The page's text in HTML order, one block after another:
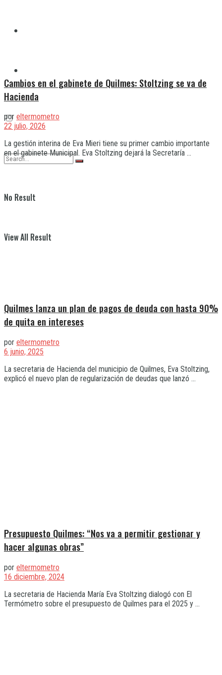
No Result
View All Result
Cambios en el gabinete de Quilmes: Stoltzing se va de
Hacienda
por eltermometro
22 julio, 2026
La gestión interina de Eva Mieri tiene su primer cambio importante
en el gabinete Municipal. Eva Stoltzing dejará la Secretaría ...
Quilmes lanza un plan de pagos de deuda con hasta 90%
de quita en intereses
por eltermometro
6 junio, 2025
La secretaria de Hacienda del municipio de Quilmes, Eva Stoltzing,
explicó el nuevo plan de regularización de deudas que lanzó ...
Presupuesto Quilmes: “Nos va a permitir gestionar y
hacer algunas obras”
por eltermometro
16 diciembre, 2024
La secretaria de Hacienda María Eva Stoltzing dialogó con El
Termómetro sobre el presupuesto de Quilmes para el 2025 y ...